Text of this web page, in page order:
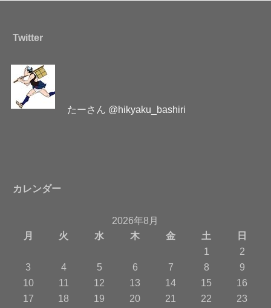
Twitter
たーさん @hikyaku_bashiri
カレンダー
2026年8月
月
火 水 木 金 土
日
1
2
3
4 5 6 7 8
9
10
11 12 13 14 15
16
17
18 19 20 21 22
23